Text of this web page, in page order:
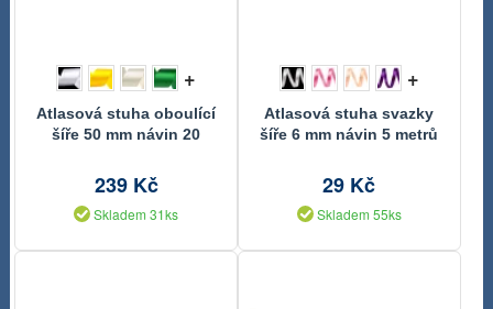
+
Atlasová stuha oboulící
šíře 50 mm návin 20
239 Kč
Skladem 31ks
+
Atlasová stuha svazky
šíře 6 mm návin 5 metrů
29 Kč
Skladem 55ks